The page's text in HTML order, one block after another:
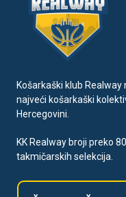
Košarkaški klub
najveći košarkaški
Hercegovini.
KK Realway broji preko
takmičarskih selekcija.